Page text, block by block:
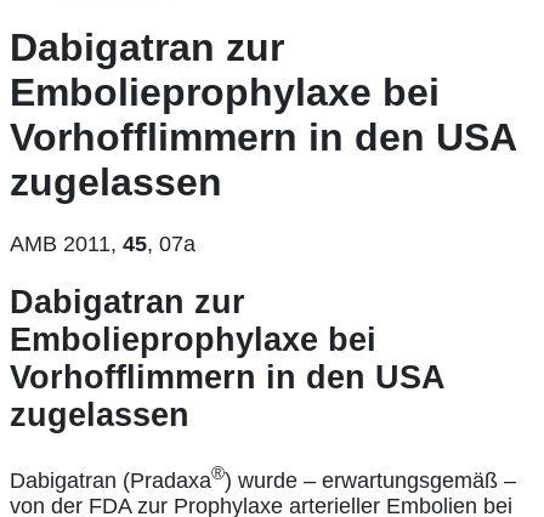
Dabigatran zur
Embolieprophylaxe bei
Vorhofflimmern in den USA
zugelassen
AMB 2011, 45, 07a
Dabigatran zur
Embolieprophylaxe bei
Vorhofflimmern in den USA
zugelassen
Dabigatran (Pradaxa®) wurde – erwartungsgemäß –
von der FDA zur Prophylaxe arterieller Embolien bei